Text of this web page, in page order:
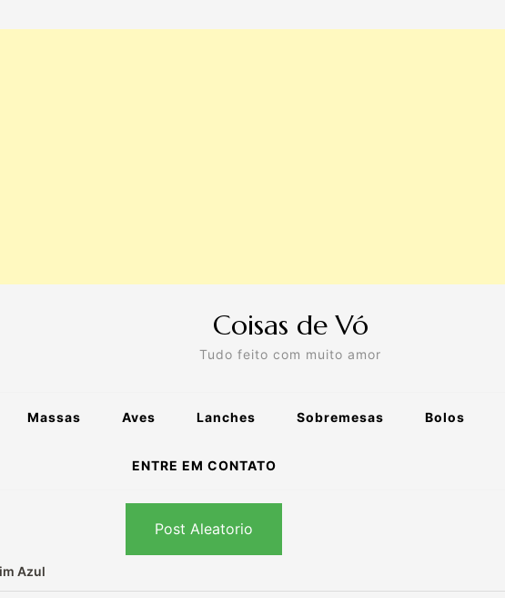
Coisas de Vó
Tudo feito com muito amor
Massas Aves Lanches Sobremesas Bolos
ENTRE EM CONTATO
Post Aleatorio
Azul